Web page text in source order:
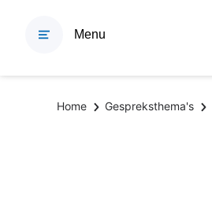
Menu
Kruimelpad
Home Gespreksthema's